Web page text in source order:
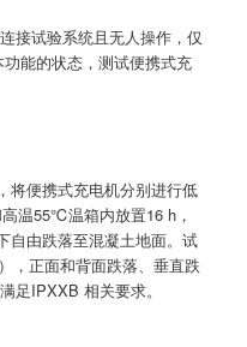
接试验系统且无人操作，仅
能的状态，测试便携式充
将便携式充电机分别进行低
温55℃温箱内放置16 h，
自由跌落至混凝土地面。试
，正面和背面跌落、垂直跌
足IPXXB 相关要求。